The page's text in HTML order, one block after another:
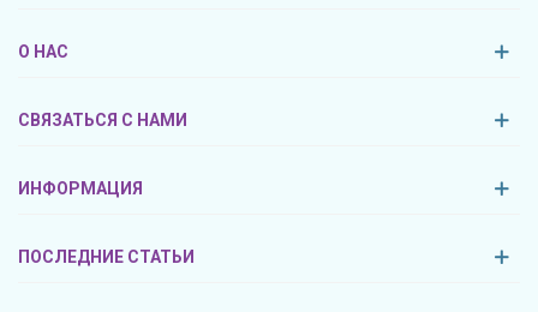
О НАС
СВЯЗАТЬСЯ С НАМИ
ИНФОРМАЦИЯ
ПОСЛЕДНИЕ СТАТЬИ